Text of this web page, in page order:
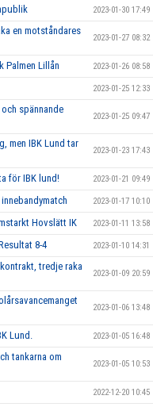
2023-01-30 17:49
en motståndares
2023-01-27 08:32
Palmen Lillån 2023-01-26 08:58
2023-01-25 12:33
spännande
2023-01-25 09:47
men IBK Lund tar
2023-01-23 17:43
för IBK lund! 2023-01-21 09:49
2023-01-17 10:10
Hovslätt IK 2023-01-11 13:58
8-4 2023-01-10 14:31
tredje raka
2023-01-09 20:59
2023-01-06 13:48
Lund. 2023-01-05 16:48
tankarna om
2023-01-05 10:53
2022-12-20 10:45